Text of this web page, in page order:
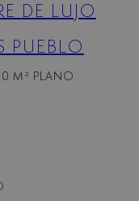
DE LUJO
PUEBLO
M² PLANO